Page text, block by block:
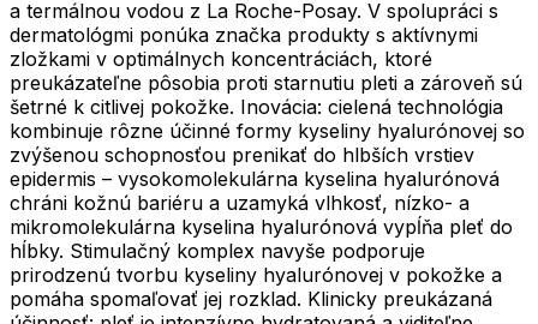
a termálnou vodou z La Roche-Posay. V spolupráci s
dermatológmi ponúka značka produkty s aktívnymi
zložkami v optimálnych koncentráciách, ktoré
preukázateľne pôsobia proti starnutiu pleti a zároveň sú
šetrné k citlivej pokožke. Inovácia: cielená technológia
kombinuje rôzne účinné formy kyseliny hyalurónovej so
zvýšenou schopnosťou prenikať do hlbších vrstiev
epidermis – vysokomolekulárna kyselina hyalurónová
chráni kožnú bariéru a uzamyká vlhkosť, nízko- a
mikromolekulárna kyselina hyalurónová vypĺňa pleť do
hĺbky. Stimulačný komplex navyše podporuje
prirodzenú tvorbu kyseliny hyalurónovej v pokožke a
pomáha spomaľovať jej rozklad. Klinicky preukázaná